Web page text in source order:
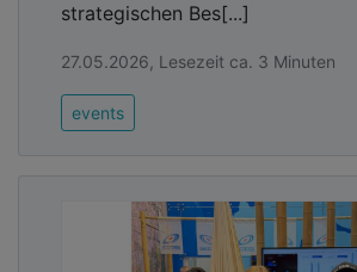
strategischen Bes[...]
27.05.2026, Lesezeit ca. 3 Minuten
events